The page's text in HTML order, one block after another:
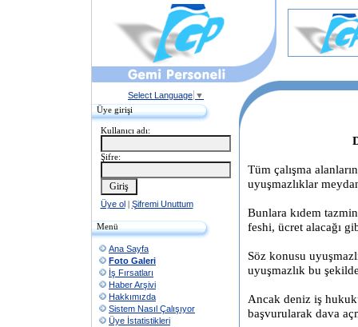
Select Language ▼
Üye girişi
Kullanıcı adı:
Şifre:
Üye ol| Şifremi Unuttum
Menü
Ana Sayfa
Foto Galeri
İş Fırsatları
Haber Arşivi
Hakkımızda
Sistem Nasıl Çalışıyor
Üye İstatistikleri
Tüm çalışma
uyuşmazlıklar
Bunlara kıdem
feshi, ücret alacağı
Söz konusu
uyuşmazlık bu
Ancak deniz iş
başvurularak dava